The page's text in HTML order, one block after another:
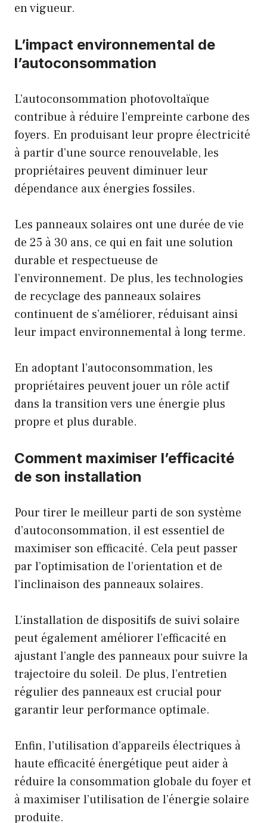
en vigueur.
L’impact environnemental de
l’autoconsommation
L’autoconsommation photovoltaïque
contribue à réduire l’empreinte carbone des
foyers. En produisant leur propre électricité
à partir d’une source renouvelable, les
propriétaires peuvent diminuer leur
dépendance aux énergies fossiles.
Les panneaux solaires ont une durée de vie
de 25 à 30 ans, ce qui en fait une solution
durable et respectueuse de
l’environnement. De plus, les technologies
de recyclage des panneaux solaires
continuent de s’améliorer, réduisant ainsi
leur impact environnemental à long terme.
En adoptant l’autoconsommation, les
propriétaires peuvent jouer un rôle actif
dans la transition vers une énergie plus
propre et plus durable.
Comment maximiser l’efficacité
de son installation
Pour tirer le meilleur parti de son système
d’autoconsommation, il est essentiel de
maximiser son efficacité. Cela peut passer
par l’optimisation de l’orientation et de
l’inclinaison des panneaux solaires.
L’installation de dispositifs de suivi solaire
peut également améliorer l’efficacité en
ajustant l’angle des panneaux pour suivre la
trajectoire du soleil. De plus, l’entretien
régulier des panneaux est crucial pour
garantir leur performance optimale.
Enfin, l’utilisation d’appareils électriques à
haute efficacité énergétique peut aider à
réduire la consommation globale du foyer et
à maximiser l’utilisation de l’énergie solaire
produite.